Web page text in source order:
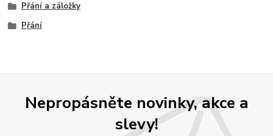
Přání a záložky
Přání
Nepropásněte novinky, akce a
slevy!